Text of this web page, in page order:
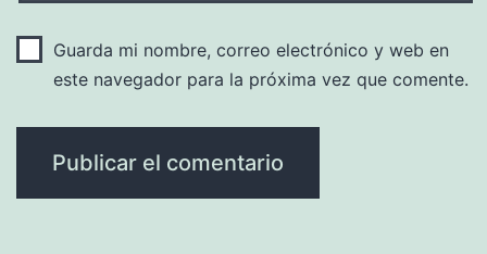
Guarda mi nombre, correo electrónico y web en
este navegador para la próxima vez que comente.